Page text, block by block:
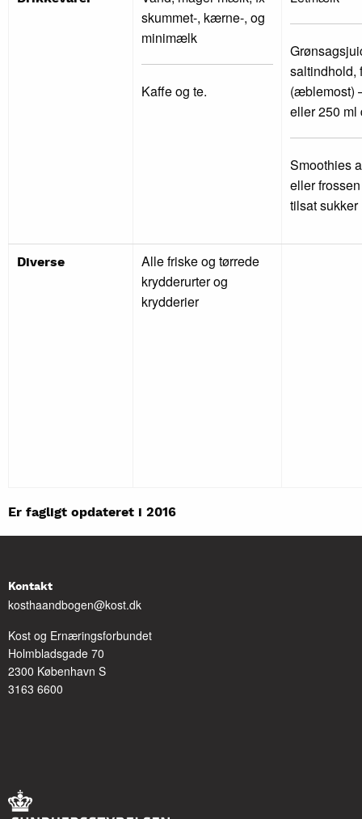
skummet-, kærne-, og
minimælk
Kaffe og te.
saltindhold,
(æblemost)
eller 250 ml
Smoothies
eller
tilsat sukker
Diverse
Alle friske og tørrede
krydderurter og
krydderier
Er fagligt opdateret i 2016
Kontakt
kosthaandbogen@kost.dk
Kost og Ernæringsforbundet
Holmbladsgade 70
2300 København S
3163 6600